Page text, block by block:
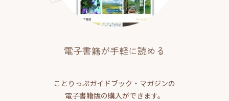
電子書籍が手軽に読める
ことりっぷガイドブック・マガジンの
電子書籍版の購入ができます。